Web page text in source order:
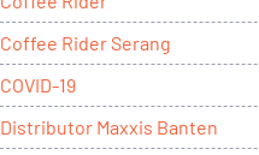
Coffee Rider Serang
COVID-19
Distributor Maxxis Banten